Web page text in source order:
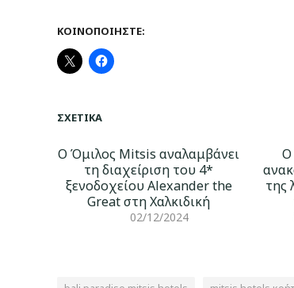
ΚΟΙΝΟΠΟΙΉΣΤΕ:
ΣΧΕΤΙΚΆ
Ο Όμιλος Mitsis αναλαμβάνει
τη διαχείριση του 4*
ξενοδοχείου Alexander the
Great στη Χαλκιδική
02/12/2024
Ο
της